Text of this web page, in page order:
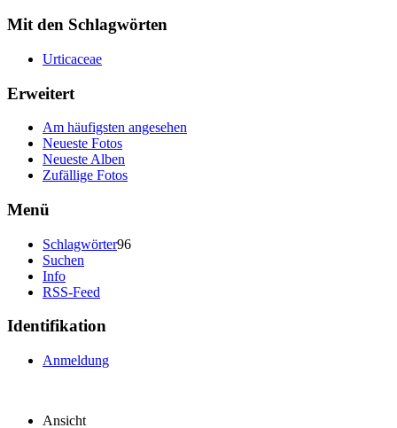
Mit den Schlagwörten
Urticaceae
Erweitert
Am häufigsten angesehen
Neueste Fotos
Neueste Alben
Zufällige Fotos
Menü
Schlagwörter96
Suchen
Info
RSS-Feed
Identifikation
Anmeldung
Ansicht